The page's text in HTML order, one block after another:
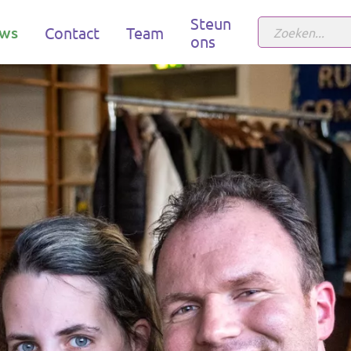
Contact Team
Steun
ons